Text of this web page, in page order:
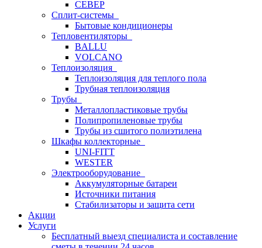
СЕВЕР
Сплит-системы
Бытовые кондиционеры
Тепловентиляторы
BALLU
VOLCANO
Теплоизоляция
Теплоизоляция для теплого пола
Трубная теплоизоляция
Трубы
Металлопластиковые трубы
Полипропиленовые трубы
Трубы из сшитого полиэтилена
Шкафы коллекторные
UNI-FITT
WESTER
Электрооборудование
Аккумуляторные батареи
Источники питания
Стабилизаторы и защита сети
Акции
Услуги
Бесплатный выезд специалиста и составление